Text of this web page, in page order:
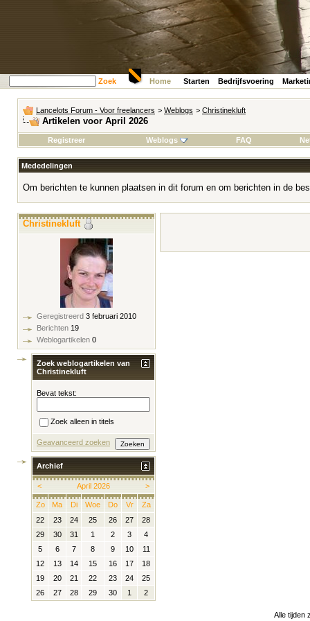
Zoek Home Starten Bedrijfsvoering
Lancelots Forum - Voor freelancers > Weblogs > Christinekluft
Artikelen voor April 2026
Registreer Weblogs FAQ
Mededelingen
Om berichten te kunnen plaatsen in dit forum en om berichten in de
Christinekluft
Geregistreerd 3 februari 2010
Berichten 19
Weblogartikelen 0
Zoek weblogartikelen van
Christinekluft
Bevat tekst:
Zoek alleen in titels
Geavanceerd zoeken
Archief
< >
April 2026
Zo Ma Di Woe Do Vr
Za
22
23 24 25 26 27
28
29
30 31 1 2 3
4
5
6 7 8 9 10
11
12
13 14 15 16 17
18
19
20 21 22 23 24
25
26
27 28 29 30 1 2
Alle tijden